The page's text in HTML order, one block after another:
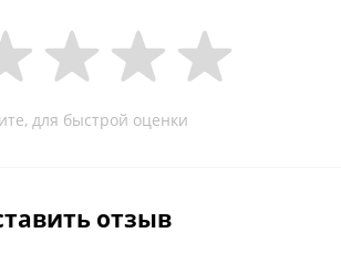
для быстрой оценки
отзыв